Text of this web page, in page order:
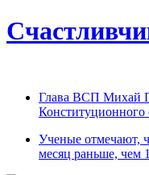
Глава ВСП Михай
Конституционного
Ученые отмечают,
месяц раньше, чем